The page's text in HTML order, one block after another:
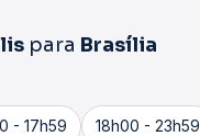
para Brasília
- 17h59 18h00 - 23h59